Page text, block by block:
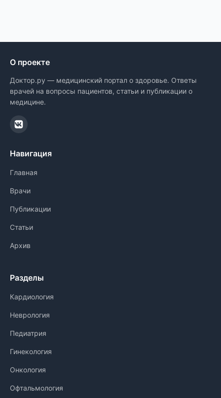
О проекте
Доктор.ру — медицинский портал о здоровье. Ответы
врачей на вопросы пациентов, статьи и публикации о
медицине.
Навигация
Главная
Врачи
Публикации
Статьи
Архив
Разделы
Кардиология
Неврология
Педиатрия
Гинекология
Онкология
Офтальмология